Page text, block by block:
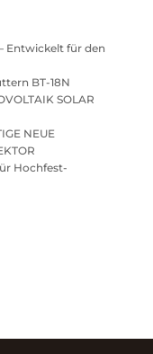
Entwickelt für den
BT-18N
SOLAR
NEUE
Hochfest-